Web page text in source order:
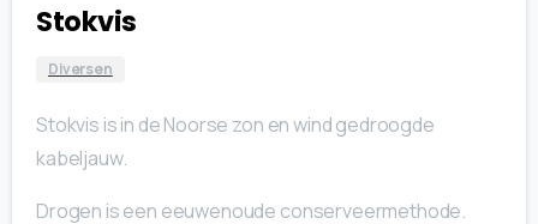
Stokvis
Diversen
Stokvis is in de Noorse zon en wind gedroogde
kabeljauw.
Drogen is een eeuwenoude conserveermethode.